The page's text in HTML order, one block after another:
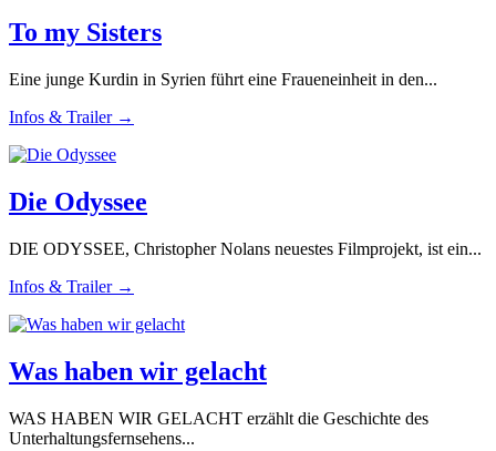
To my Sisters
Eine junge Kurdin in Syrien führt eine Fraueneinheit in den...
Infos & Trailer →
Die Odyssee
DIE ODYSSEE, Christopher Nolans neuestes Filmprojekt, ist ein...
Infos & Trailer →
Was haben wir gelacht
WAS HABEN WIR GELACHT erzählt die Geschichte des
Unterhaltungsfernsehens...